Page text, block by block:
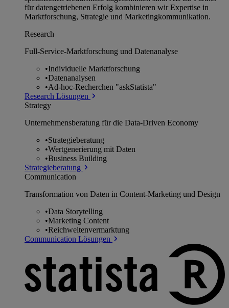
für datengetriebenen Erfolg kombinieren wir Expertise in
Marktforschung, Strategie und Marketingkommunikation.
Research
Full-Service-Marktforschung und Datenanalyse
•Individuelle Marktforschung
•Datenanalysen
•Ad-hoc-Recherchen "askStatista"
Research Lösungen
Strategy
Unternehmens­beratung für die Data-Driven Economy
•Strategieberatung
•Wertgenerierung mit Daten
•Business Building
Strategieberatung
Communication
Transformation von Daten in Content-Marketing und Design
•Data Storytelling
•Marketing Content
•Reichweitenvermarktung
Communication Lösungen